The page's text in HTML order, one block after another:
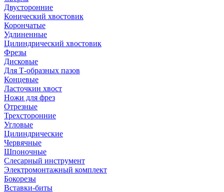
Двусторонние
Конический хвостовик
Корончатые
Удлиненные
Цилиндрический хвостовик
Фрезы
Дисковые
Для Т-образных пазов
Концевые
Ласточкин хвост
Ножи для фрез
Отрезные
Трехсторонние
Угловые
Цилиндрические
Червячные
Шпоночные
Слесарный инструмент
Электромонтажный комплект
Бокорезы
Вставки-биты